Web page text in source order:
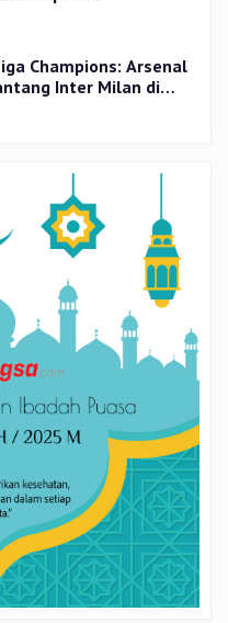
Champions: Arsenal
Inter Milan di